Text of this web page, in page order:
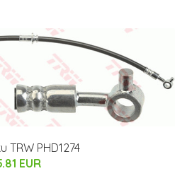
TRW PHD1274
EUR